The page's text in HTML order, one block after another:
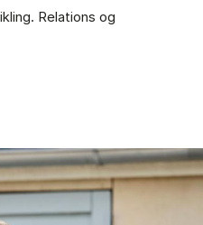
Relations og